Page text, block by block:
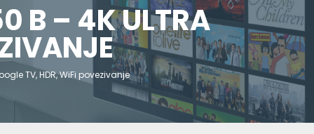
B – 4K ULTRA
TV, HDR, WiFi povezivanje